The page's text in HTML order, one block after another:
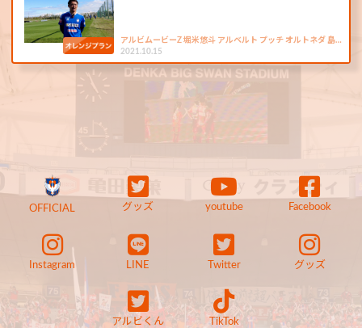
アルビムービーZ 堀米悠斗 アルベルト プッチ オルトネダ 島…
2021.10.15
OFFICIAL グッズ youtube Facebook
Instagram LINE Twitter グッズ
アルビくん TikTok